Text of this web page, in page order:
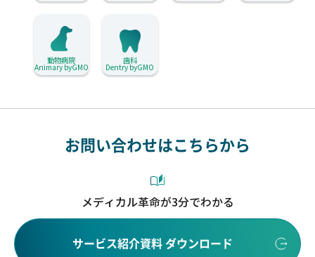
動物病院
Animary byGMO
歯科
Dentry byGMO
お問い合わせはこちらから
メディカル革命が3分でわかる
サービス紹介資料 ダウンロード